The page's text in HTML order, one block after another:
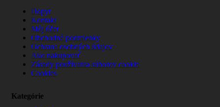
Dopyt
Kontakt
Môj účet
Obchodné podmienky
Ochrana osobných údajov
Ako nakupovať
Zásady používania súborov cookie
Cookies
Kategórie